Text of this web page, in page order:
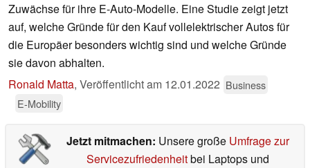
Zuwächse für ihre E-Auto-Modelle. Eine Studie zeigt jetzt
auf, welche Gründe für den Kauf vollelektrischer Autos für
die Europäer besonders wichtig sind und welche Gründe
sie davon abhalten.
Ronald Matta, Veröffentlicht am 12.01.2022 Business
E-Mobility
Jetzt mitmachen: Unsere große Umfrage zur
Servicezufriedenheitbei Laptops und